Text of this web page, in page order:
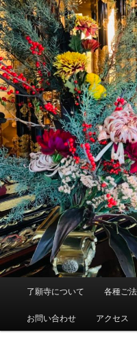
了願寺について 各種ご
お問い合わせ アクセス